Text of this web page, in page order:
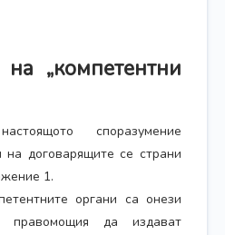
„компетентни
споразумение
на договарящите се страни
1.
органи са онези
правомощия да издават